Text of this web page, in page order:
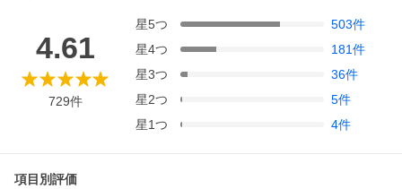
4.61
729件
星5つ 503件
星4つ 181件
星3つ 36件
星2つ 5件
星1つ 4件
項目別評価